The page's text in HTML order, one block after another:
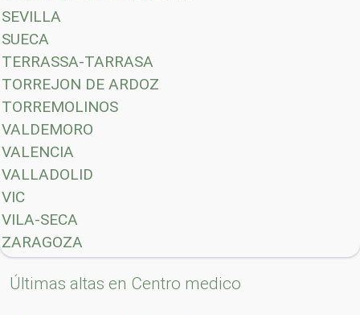
SEVILLA
SUECA
TERRASSA-TARRASA
TORREJON DE ARDOZ
TORREMOLINOS
VALDEMORO
VALENCIA
VALLADOLID
VIC
VILA-SECA
ZARAGOZA
Últimas altas en Centro medico